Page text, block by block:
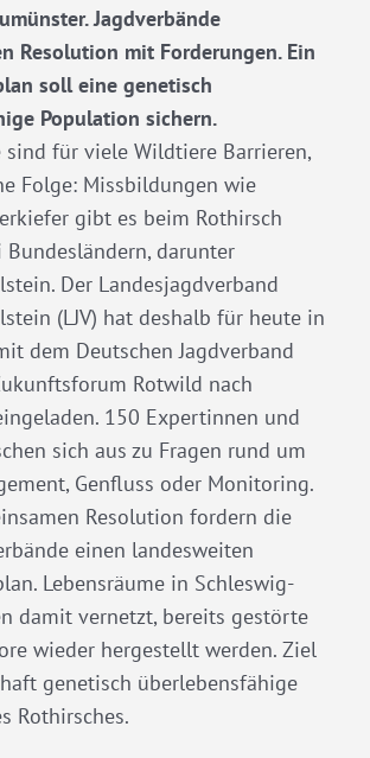
Jagdverbände
Resolution mit Forderungen. Ein
soll eine genetisch
Population sichern.
sind für viele Wildtiere Barrieren,
Folge: Missbildungen wie
gibt es beim Rothirsch
darunter
Der Landesjagdverband
(LJV) hat deshalb für heute in
dem Deutschen Jagdverband
Rotwild nach
150 Expertinnen und
sich aus zu Fragen rund um
Genfluss oder Monitoring.
Resolution fordern die
einen landesweiten
Lebensräume in Schleswig-
damit vernetzt, bereits gestörte
wieder hergestellt werden. Ziel
genetisch überlebensfähige
Rothirsches.